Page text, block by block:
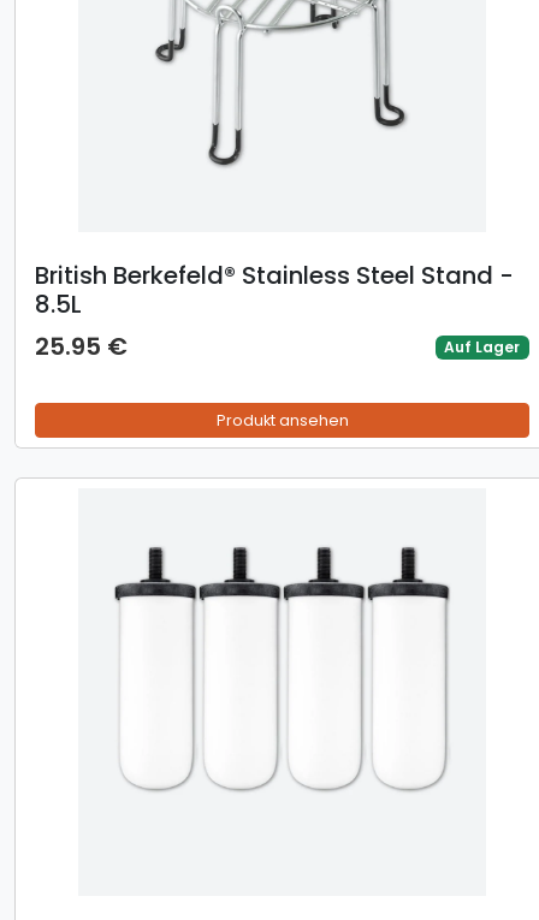
British Berkefeld® Stainless Steel Stand -
8.5L
25.95 €
Auf Lager
Produkt ansehen